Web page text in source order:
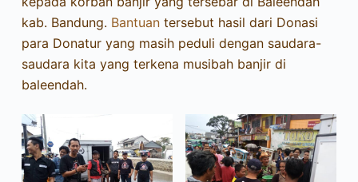
kab. Bandung. Bantuantersebut hasil dari Donasi
para Donatur yang masih peduli dengan saudara-
saudara kita yang terkena musibah banjir di
baleendah.